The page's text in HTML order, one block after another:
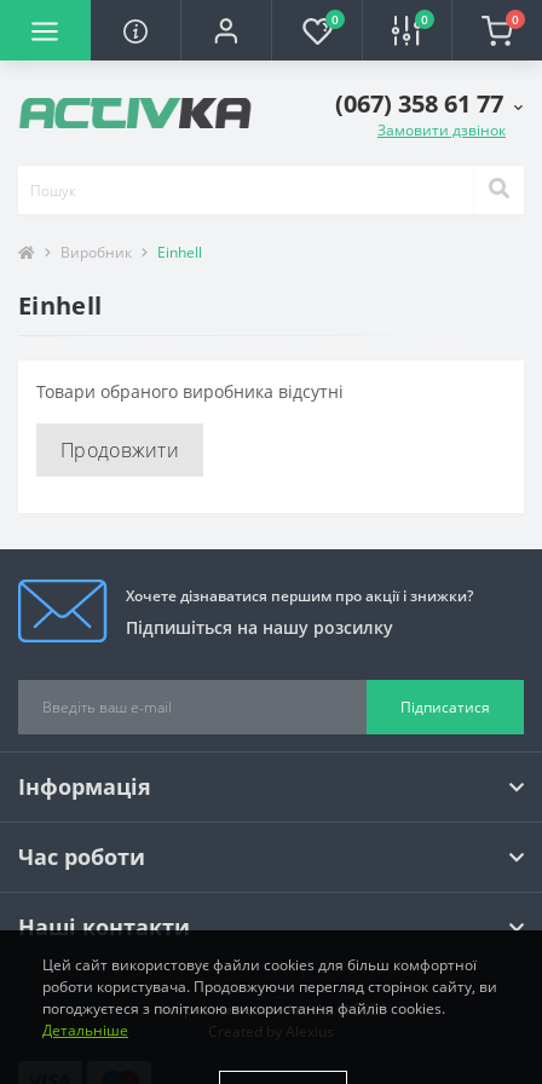
0 0 0
(067) 358 61 77
Замовити дзвінок
Виробник Einhell
Einhell
Товари обраного виробника відсутні
Продовжити
Хочете дізнаватися першим про акції і знижки?
Підпишіться на нашу розсилку
Підписатися
Інформація
Час роботи
Наші контакти
Інтернет магазин Activka © 2026
Created by
Alexius
Цей сайт використовує файли cookies для більш комфортної
роботи користувача. Продовжуючи перегляд сторінок сайту, ви
погоджуєтеся з політикою використання файлів cookies.
Детальніше